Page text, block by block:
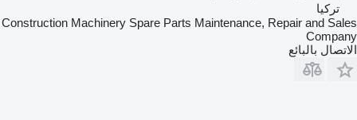
تركيا
Construction Machinery Spare Parts Maintenance, Repair and Sales
Company
الاتصال بالبائع